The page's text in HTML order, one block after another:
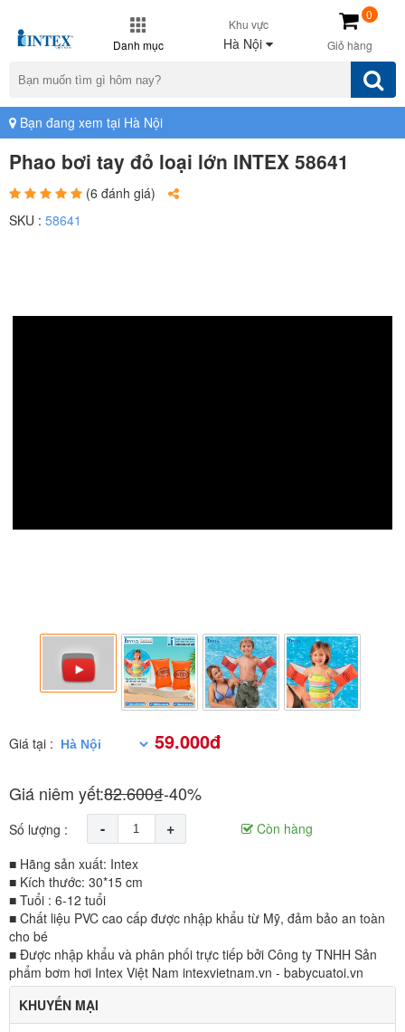
Danh mục
Khu vực
Hà Nội Giỏ hàng
0
Bạn đang xem tại Hà Nội
Phao bơi tay đỏ loại lớn INTEX 58641
(6 đánh giá)
SKU : 58641
Giá tại : 59.000đ
Giá niêm yết:82.600₫-40%
Số lượng : - +
Còn hàng
■ Hãng sản xuất: Intex
■ Kích thước: 30*15 cm
■ Tuổi : 6-12 tuổi
■ Chất liệu PVC cao cấp được nhập khẩu từ Mỹ, đảm bảo an toàn
cho bé
■ Được nhập khẩu và phân phối trực tiếp bởi Công ty TNHH Sản
phẩm bơm hơi Intex Việt Nam intexvietnam.vn - babycuatoi.vn
KHUYẾN MẠI